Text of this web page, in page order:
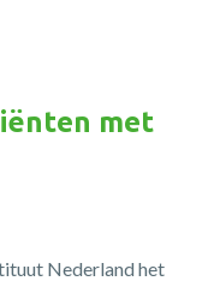
met
Nederland het